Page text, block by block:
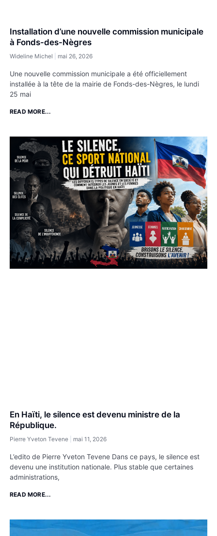
Installation d’une nouvelle commission municipale
à Fonds-des-Nègres
Wideline Michel mai 26, 2026
Une nouvelle commission municipale a été officiellement
installée à la tête de la mairie de Fonds-des-Nègres, le lundi
25 mai
READ MORE...
En Haïti, le silence est devenu ministre de la
République.
Pierre Yveton Tevene mai 11, 2026
L’edito de Pierre Yveton Tevene Dans ce pays, le silence est
devenu une institution nationale. Plus stable que certaines
administrations,
READ MORE...